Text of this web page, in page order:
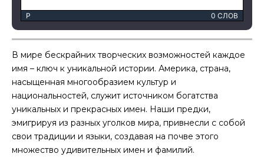
P 0 СЛОВ
В мире бескрайних творческих возможностей каждое
имя – ключ к уникальной истории. Америка, страна,
насыщенная многообразием культур и
национальностей, служит источником богатства
уникальных и прекрасных имен. Наши предки,
эмигрируя из разных уголков мира, привнесли с собой
свои традиции и языки, создавая на почве этого
множество удивительных имен и фамилий.